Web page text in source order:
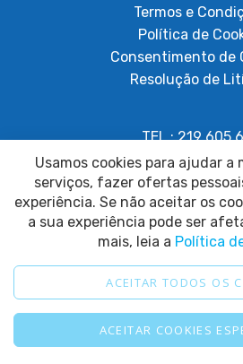
Termos e
Política de
Consentimento de
Resolução de
TEL.: 219 605
Chamada para rede
2025 © Papagaio sem Penas.
Usamos cookies para ajudar a
serviços, fazer ofertas
experiência. Se não aceitar os
a sua experiência pode ser
mais, leia a Política
ACEITAR TODOS OS
ACEITAR COOKIES